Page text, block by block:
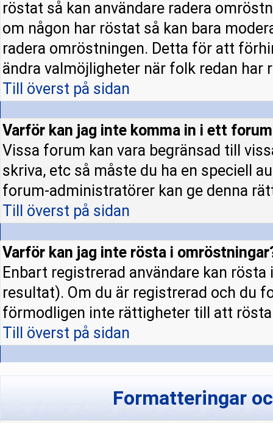
röstat så kan användare radera
om någon har röstat så kan bara
radera omröstningen. Detta för att
ändra valmöjligheter när folk redan har
Till överst på sidan
Varför kan jag inte komma in i ett
Vissa forum kan vara begränsad till
skriva, etc så måste du ha en speciell
forum-administratörer kan ge denna
Till överst på sidan
Varför kan jag inte rösta i
Enbart registrerad användare kan
resultat). Om du är registrerad och du
förmodligen inte rättigheter till att
Till överst på sidan
Formatteringar